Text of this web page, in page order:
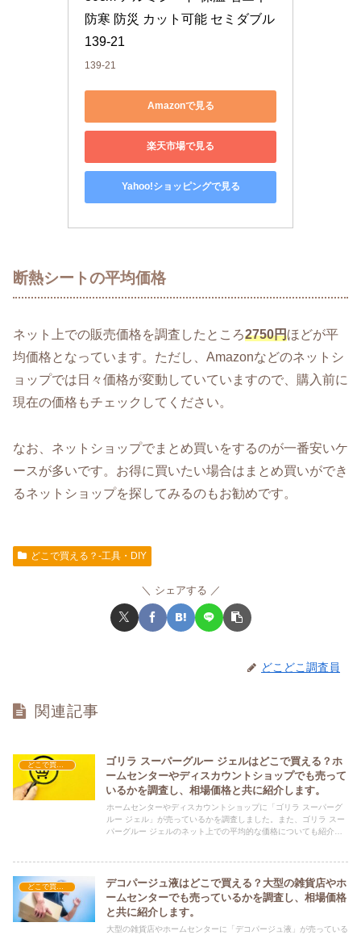
防寒 防災 カット可能 セミダブル
139-21
139-21
Amazonで見る
楽天市場で見る
Yahoo!ショッピングで見る
断熱シートの平均価格
ネット上での販売価格を調査したところ2750円ほどが平
均価格となっています。ただし、Amazonなどのネットシ
ョップでは日々価格が変動していていますので、購入前に
現在の価格もチェックしてください。
なお、ネットショップでまとめ買いをするのが一番安いケ
ースが多いです。お得に買いたい場合はまとめ買いができ
るネットショップを探してみるのもお勧めです。
どこで買える？-工具・DIY
シェアする
どこどこ調査員
関連記事
どこで買える？-工具・DIY
ゴリラ スーパーグルー ジェルはどこで買える？ホ
ームセンターやディスカウントショップでも売って
いるかを調査し、相場価格と共に紹介します。
ホームセンターやディスカウントショップに「ゴリラ スーパーグ
ルー ジェル」が売っているかを調査しました。また、ゴリラ スー
パーグルー ジェルのネット上での平均的な価格についても紹介し
どこで買える？-工具・DIY
デコパージュ液はどこで買える？大型の雑貨店やホ
ームセンターでも売っているかを調査し、相場価格
と共に紹介します。
大型の雑貨店やホームセンターに「デコパージュ液」が売っている